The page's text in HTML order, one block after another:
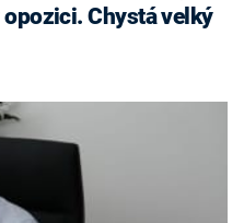
Chystá velký